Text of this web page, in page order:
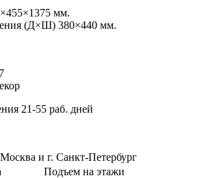
мм.
(Д×Ш) 380×440 мм.
21-55 раб. дней
и г. Санкт-Петербург
Подъем на этажи